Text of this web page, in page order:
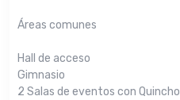
Áreas comunes
Hall de acceso
Gimnasio
2 Salas de eventos con Quincho